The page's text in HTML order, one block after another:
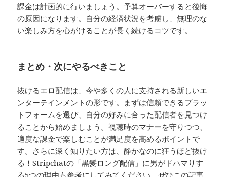
課金は計画的に行いましょう。予算オーバーすると後悔
の原因になります。自分の経済状況を考慮し、無理のな
い楽しみ方を心がけることが長く続けるコツです。
まとめ・次にやるべきこと
抜けるエロ配信は、今や多くの人に支持される新しいエ
ンターテインメントの形です。まずは信頼できるプラッ
トフォームを選び、自分の好みに合った配信者を見つけ
ることから始めましょう。視聴時のマナーを守りつつ、
適度な課金で楽しむことが満足度を高めるポイントで
す。さらに深く知りたい方は、静かなのに狂うほど抜け
る！Stripchatの「黒髪ロング配信」に男がドハマりす
る5つの理由も参考にしてみてください。ぜひこの記事